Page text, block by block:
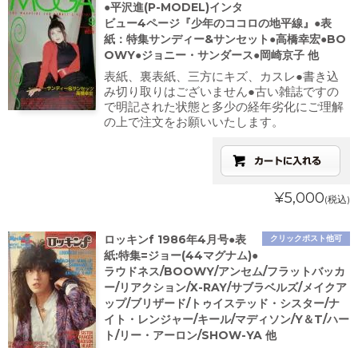
●平沢進(P-MODEL)インタ
ビュー4ページ『少年のココロの地平線』●表
紙：特集サンディー&サンセット●高橋幸宏●BO
OWY●ジョニー・サンダース●岡崎京子 他
表紙、裏表紙、三方にキズ、カスレ●書き込
み切り取りはございません●古い雑誌ですの
で明記された状態と多少の経年劣化にご理解
の上で注文をお願いいたします。
¥5,000(税込)
クリックポスト他可
ロッキンf 1986年4月号●表
紙:特集=ジョー(44マグナム)●
ラウドネス/BOOWY/アンセム/フラットバッカ
ー/リアクション/X-RAY/サブラベルズ/メイクア
ップ/ブリザード/トゥイステッド・シスター/ナ
イト・レンジャー/キール/マディソン/Y＆T/ハー
ト/リー・アーロン/SHOW-YA 他